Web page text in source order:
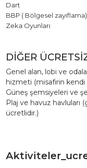
Dart
BBP ( Bölgesel
Zeka Oyunları
DİĞER
Genel alan, lobi ve
hizmeti (misafirin kendi
Güneş şemsiyeleri ve
Plaj ve havuz havluları
ücretlidir.)